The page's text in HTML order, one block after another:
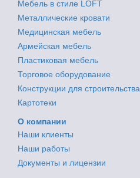
Мебель в стиле LOFT
Металлические кровати
Медицинская мебель
Армейская мебель
Пластиковая мебель
Торговое оборудование
Конструкции для строительства
Картотеки
О компании
Наши клиенты
Наши работы
Документы и лицензии